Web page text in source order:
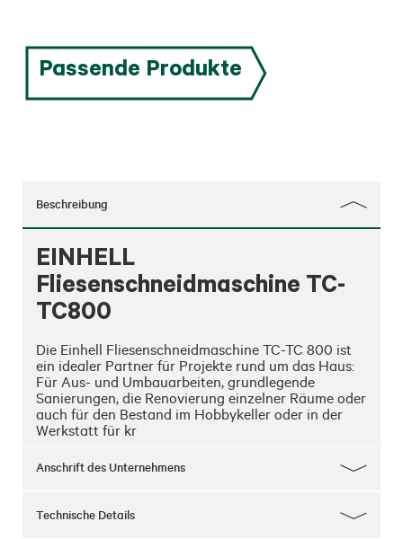
Passende Produkte
Beschreibung
EINHELL
Fliesenschneidmaschine TC-
TC800
Die Einhell Fliesenschneidmaschine TC-TC 800 ist
ein idealer Partner für Projekte rund um das Haus:
Für Aus- und Umbauarbeiten, grundlegende
Sanierungen, die Renovierung einzelner Räume oder
auch für den Bestand im Hobbykeller oder in der
Werkstatt für kr
Anschrift des Unternehmens
Technische Details